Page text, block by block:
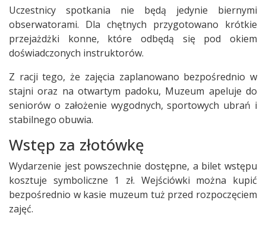
Uczestnicy spotkania nie będą jedynie biernymi
obserwatorami. Dla chętnych przygotowano krótkie
przejażdżki konne, które odbędą się pod okiem
doświadczonych instruktorów.
Z racji tego, że zajęcia zaplanowano bezpośrednio w
stajni oraz na otwartym padoku, Muzeum apeluje do
seniorów o założenie wygodnych, sportowych ubrań i
stabilnego obuwia.
Wstęp za złotówkę
Wydarzenie jest powszechnie dostępne, a bilet wstępu
kosztuje symboliczne 1 zł. Wejściówki można kupić
bezpośrednio w kasie muzeum tuż przed rozpoczęciem
zajęć.